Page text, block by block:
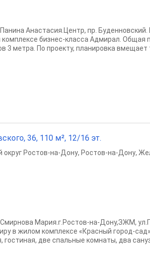
Анастасия.Центр, пр. Буденновский.
бизнес-класса Адмирал. Общая
3 метра. По проекту, планировка вмещает
36, 110 м², 12/16 эт.
округ Ростов-на-Дону, Ростов-на-Дону,
Мария.г.Ростов-на-Дону,ЗЖМ,
в жилом комплексе «Красный город-
две спальные комнаты, два